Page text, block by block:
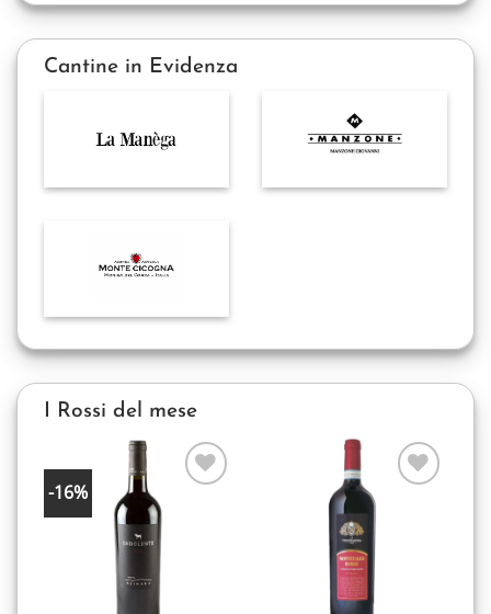
Cantine in Evidenza
I Rossi del mese
-16%
Aggiungi
alla lista
Aggiungi
desideri